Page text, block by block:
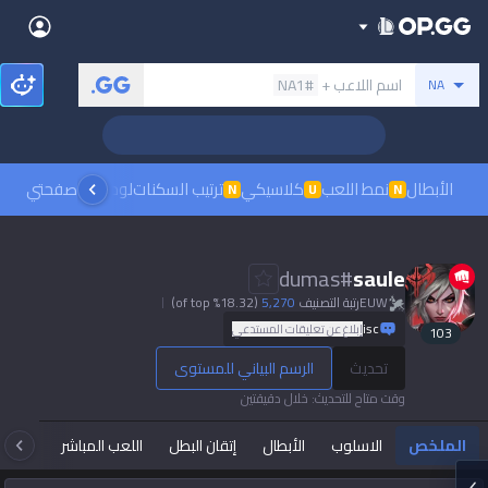
NA بحث عن المستدعي
اسم اللاعب + #NA1
الأبطال N نمط اللعب U كلاسيكي Nترتيب السكناتلوحات الصدارة
صفحتي
103
saule
#
dumas
EUWرتبة التصنيف 5,270
(18.32% of top)
iscإبلاغ عن تعليقات المستدعي
تحديث الرسم البياني للمستوى
وقت متاح للتحديث:خلال دقيقتين
الملخص الاسلوب الأبطال إتقان البطل اللعب المباشر
League of Legends
Teamfight Tactics
Pokémon Champions
Beta
ROBLOX
OVERWATCH2
Pokémon Pokopia
Marvel Rivals
Arc Raiders
Slay The Spire 2
Counter Strike 2
Beta
Fortnite
Sign in
Language
العربية
Dark mode
Back
العربية
English
日本語
język polski
Deutsch